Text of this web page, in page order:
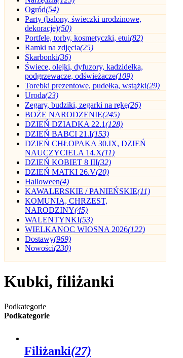
Ogród(54)
Party (balony, świeczki urodzinowe,
dekoracje)(50)
Portfele, torby, kosmetyczki, etui(82)
Ramki na zdjęcia(25)
Skarbonki(36)
Świece, olejki, dyfuzory, kadzidełka,
podgrzewacze, odświeżacze(109)
Torebki prezentowe, pudełka, wstążki(29)
Uroda(23)
Zegary, budziki, zegarki na rękę(26)
BOŻE NARODZENIE(245)
DZIEŃ DZIADKA 22.1(128)
DZIEŃ BABCI 21.I(153)
DZIEŃ CHŁOPAKA 30.IX, DZIEŃ
NAUCZYCIELA 14.X(11)
DZIEŃ KOBIET 8 III(32)
DZIEŃ MATKI 26.V(20)
Halloween(4)
KAWALERSKIE / PANIEŃSKIE(11)
KOMUNIA, CHRZEST,
NARODZINY(45)
WALENTYNKI(53)
WIELKANOC WIOSNA 2026(122)
Dostawy(969)
Nowości(230)
Kubki, filiżanki
Podkategorie
Podkategorie
Filiżanki(27)